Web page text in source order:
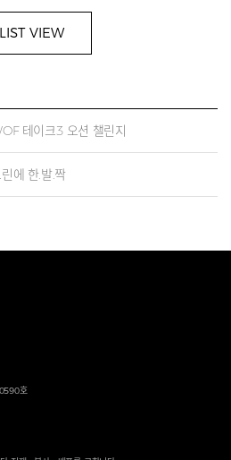
LIST VIEW
테이크3 오션 챌린지
에 한.발.짝
호